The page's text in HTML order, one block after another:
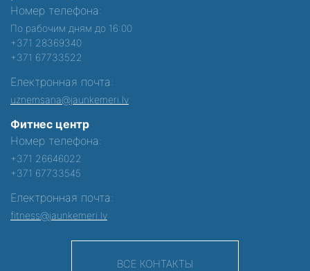
Номер телефона:
По рабочим дням до 16:00
+371 28369340
+371 67733522
Електронная почта:
uznemsana@jaunkemeri.lv
Фитнес центр
Номер телефона:
+371 26646022
+371 67733545
Електронная почта:
fitness@jaunkemeri.lv
ВСЕ КОНТАКТЫ